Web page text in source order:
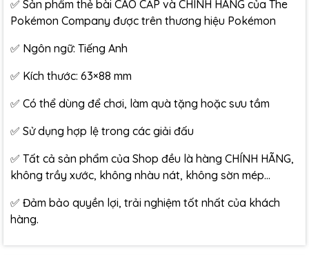
✅ Sản phẩm thẻ bài CAO CẤP và CHÍNH HÃNG của The
Pokémon Company được trên thương hiệu Pokémon
✅ Ngôn ngữ: Tiếng Anh
✅ Kích thước: 63×88 mm
✅ Có thể dùng để chơi, làm quà tặng hoặc sưu tầm
✅ Sử dụng hợp lệ trong các giải đấu
✅ Tất cả sản phẩm của Shop đều là hàng CHÍNH HÃNG,
không trầy xước, không nhàu nát, không sờn mép…
✅ Đảm bảo quyền lợi, trải nghiệm tốt nhất của khách
hàng.